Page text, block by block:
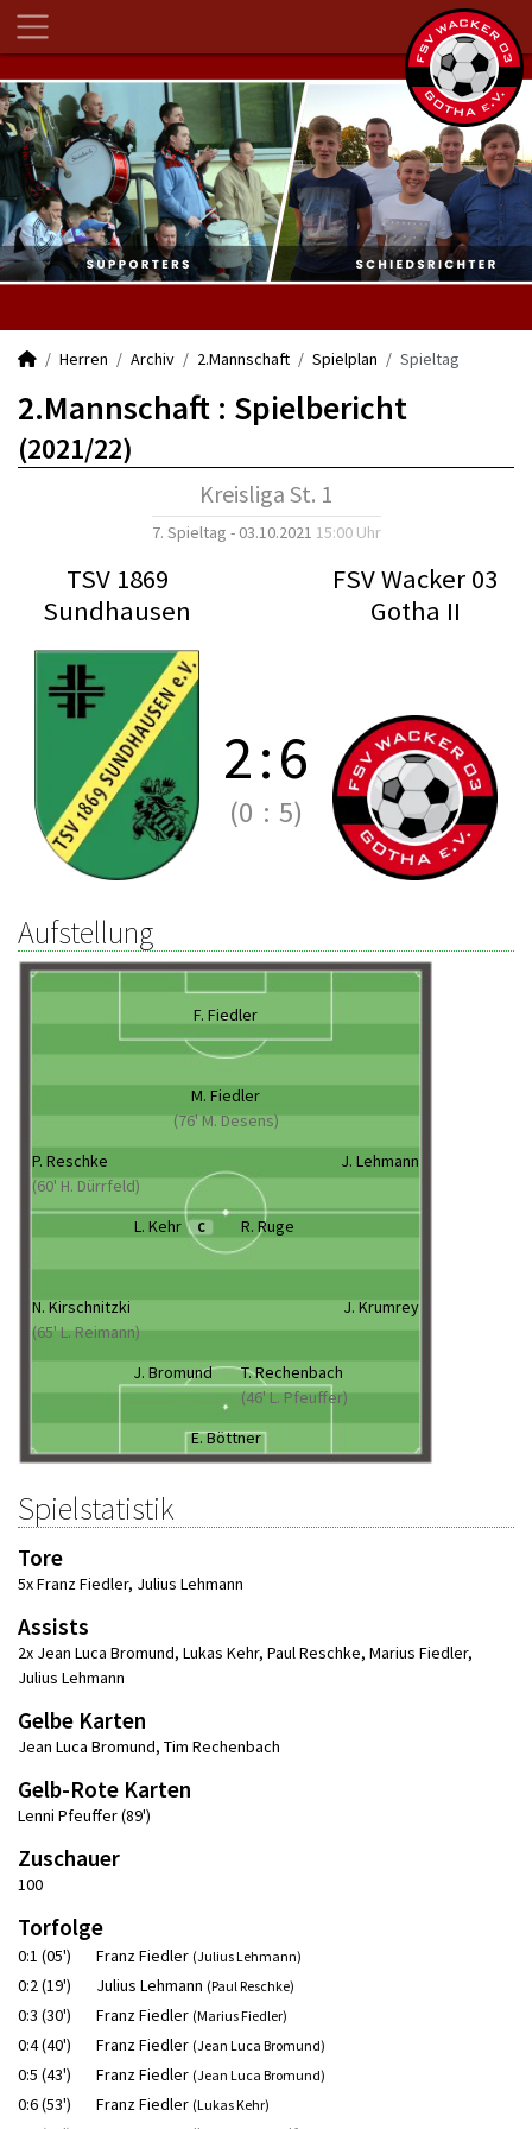
Herren Archiv 2.Mannschaft Spielplan Spieltag
2.Mannschaft : Spielbericht
(2021/22)
Kreisliga St. 1
7. Spieltag - 03.10.2021 15:00 Uhr
TSV 1869
Sundhausen
FSV Wacker 03
Gotha II
2:6
(0 : 5)
Aufstellung
F. Fiedler
M. Fiedler
(76' M. Desens)
P. Reschke
(60' H. Dürrfeld)
J. Lehmann
L. Kehr C R. Ruge
N. Kirschnitzki
(65' L. Reimann)
J. Krumrey
J. Bromund
T. Rechenbach
(46' L. Pfeuffer)
E. Böttner
Spielstatistik
Tore
5x Franz Fiedler, Julius Lehmann
Assists
2x Jean Luca Bromund, Lukas Kehr, Paul Reschke, Marius Fiedler,
Julius Lehmann
Gelbe Karten
Jean Luca Bromund, Tim Rechenbach
Gelb-Rote Karten
Lenni Pfeuffer (89')
Zuschauer
100
Torfolge
0:1 (05') Franz Fiedler (Julius Lehmann)
0:2 (19') Julius Lehmann (Paul Reschke)
0:3 (30') Franz Fiedler (Marius Fiedler)
0:4 (40') Franz Fiedler (Jean Luca Bromund)
0:5 (43') Franz Fiedler (Jean Luca Bromund)
0:6 (53') Franz Fiedler (Lukas Kehr)